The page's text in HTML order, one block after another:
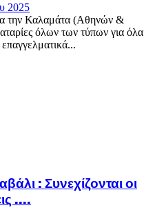
2025
Καλαμάτα (Αθηνών &
όλων των τύπων για όλα
: Συνεχίζονται οι
….